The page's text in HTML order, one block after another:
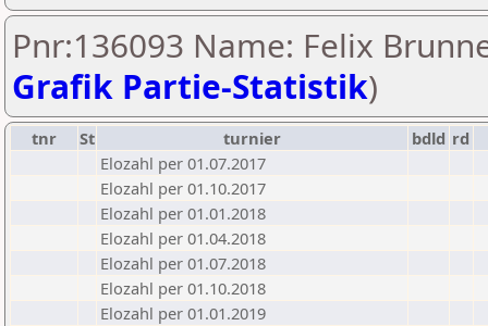
Pnr:136093 Name: Felix
Grafik Partie-Statistik)
tnr St turnier bdld rd
Elozahl per 01.07.2017
Elozahl per 01.10.2017
Elozahl per 01.01.2018
Elozahl per 01.04.2018
Elozahl per 01.07.2018
Elozahl per 01.10.2018
Elozahl per 01.01.2019